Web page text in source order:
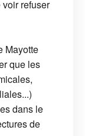
refuser
Mayotte
que les
dans le
de